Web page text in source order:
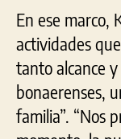
En ese marco,
actividades
tanto alcance
bonaerenses,
familia”. “Nos